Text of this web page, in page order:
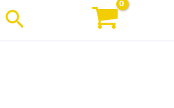
Rechercher